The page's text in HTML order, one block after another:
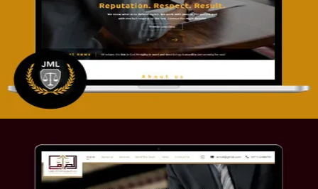
تصميم موقع آل جبار والمزارقة للمحاماة
التفاصيل